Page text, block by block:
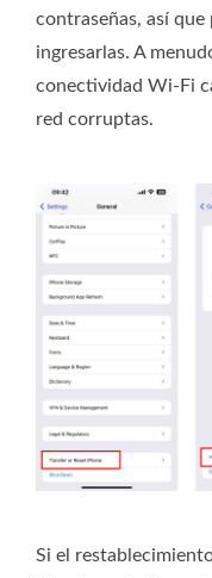
contraseñas, así
ingresarlas. A
conectividad Wi-Fi
red corruptas.
Si el